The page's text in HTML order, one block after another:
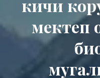
кичи
мектеп